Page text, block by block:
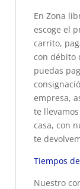
En Zona
escoge el
carrito,
con débito
puedas
empresa,
te
casa, con
te
Tiempos
Nuestro